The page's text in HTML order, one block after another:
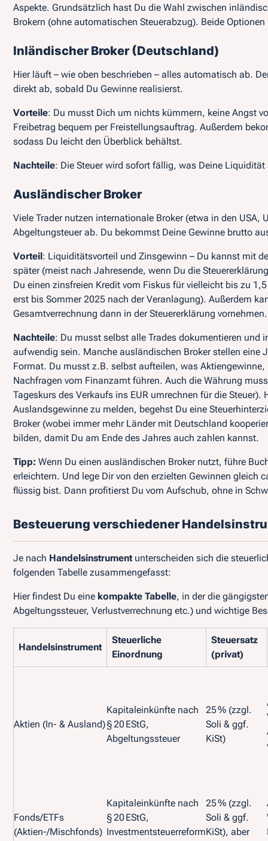
Aspekte. Grundsätzlich hast Du die Wahl zwischen
Brokern (ohne automatischen Steuerabzug). Beide
Inländischer Broker (Deutschland)
Hier läuft – wie oben beschrieben – alles automatisch ab.
direkt ab, sobald Du Gewinne realisierst​.
Vorteile: Du musst Dich um nichts kümmern, keine Angst
Freibetrag bequem per Freistellungsauftrag. Außerdem
sodass Du leicht den Überblick behältst.
Nachteile: Die Steuer wird sofort fällig, was Deine
Ausländischer Broker
Viele Trader nutzen internationale Broker (etwa in den USA,
Abgeltungsteuer ab​. Du bekommst Deine Gewinne brutto
Vorteil : Liquiditätsvorteil und Zinsgewinn – Du kannst mit
später (meist nach Jahresende, wenn Du die
Du einen zinsfreien Kredit vom Fiskus für vielleicht bis zu
erst bis Sommer 2025 nach der Veranlagung). Außerdem
Gesamtverrechnung dann in der Steuererklärung vornehmen.
Nachteile: Du musst selbst alle Trades dokumentieren und
aufwendig sein. Manche ausländischen Broker stellen eine
Format. Du musst z.B. selbst aufteilen, was
Nachfragen vom Finanzamt führen. Auch die Währung
Tageskurs des Verkaufs ins EUR umrechnen für die
Auslandsgewinne zu melden, begehst Du eine
Broker (wobei immer mehr Länder mit Deutschland
bilden, damit Du am Ende des Jahres auch zahlen kannst.
Tipp: Wenn Du einen ausländischen Broker nutzt, führe
erleichtern. Und lege Dir von den erzielten Gewinnen
flüssig bist. Dann profitierst Du vom Aufschub, ohne in
Besteuerung verschiedener
Je nach Handelsinstrument unterscheiden sich die
folgenden Tabelle zusammengefasst:
Hier findest Du eine kompakte Tabelle, in der die
Abgeltungssteuer, Verlustverrechnung etc.) und wichtige
Handelsinstrument
Steuerliche
Einordnung
Steuersatz
(privat)
Aktien (In- & Ausland)
Kapitaleinkünfte nach
§ 20 EStG,
Abgeltungssteuer
25 % (zzgl.
Soli & ggf.
KiSt)
Fonds/ETFs
(Aktien-/Mischfonds)
Kapitaleinkünfte nach
§ 20 EStG,
Investmentsteuerreform
25 % (zzgl.
Soli & ggf.
KiSt), aber